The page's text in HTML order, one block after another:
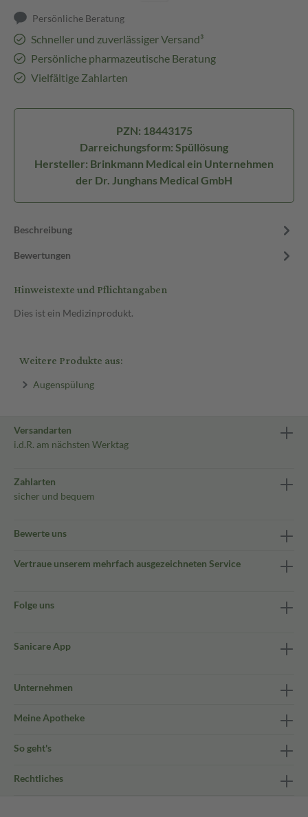
Persönliche Beratung
Schneller und zuverlässiger Versand³
Persönliche pharmazeutische Beratung
Vielfältige Zahlarten
PZN: 18443175
Darreichungsform: Spüllösung
Hersteller: Brinkmann Medical ein Unternehmen
der Dr. Junghans Medical GmbH
Beschreibung
Bewertungen
Hinweistexte und Pflichtangaben
Dies ist ein Medizinprodukt.
Weitere Produkte aus:
Augenspülung
Versandarten
i.d.R. am nächsten Werktag
Zahlarten
sicher und bequem
Bewerte uns
Vertraue unserem mehrfach ausgezeichneten Service
Folge uns
Sanicare App
Unternehmen
Meine Apotheke
So geht's
Rechtliches